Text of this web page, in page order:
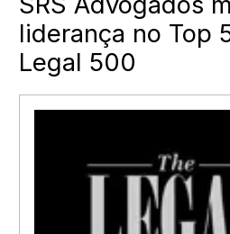
liderança no Top
Legal 500